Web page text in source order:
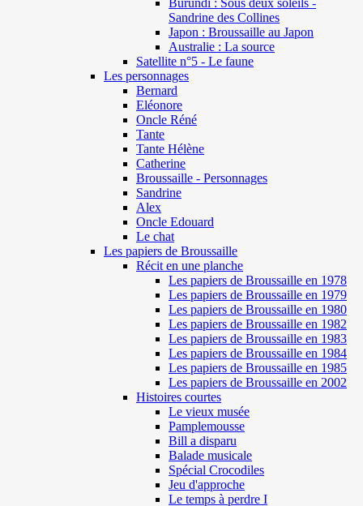
Sandrine des Collines
Japon : Broussaille au Japon
Australie : La source
Satellite n°5 - Le faune
Les personnages
Bernard
Eléonore
Oncle Réné
Tante
Tante Hélène
Catherine
Broussaille - Personnages
Sandrine
Alex
Oncle Edouard
Le chat
Les papiers de Broussaille
Récit en une planche
Les papiers de Broussaille en 1978
Les papiers de Broussaille en 1979
Les papiers de Broussaille en 1980
Les papiers de Broussaille en 1982
Les papiers de Broussaille en 1983
Les papiers de Broussaille en 1984
Les papiers de Broussaille en 1985
Les papiers de Broussaille en 2002
Histoires courtes
Le vieux musée
Pamplemousse
Bill a disparu
Balade musicale
Spécial Crocodiles
Jeu d'approche
Le temps à perdre I